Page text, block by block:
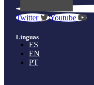
Twitter Youtube
Línguas
ES
EN
PT